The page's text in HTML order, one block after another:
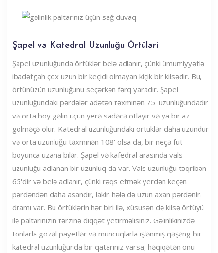
Şapel və Katedral Uzunluğu Örtüləri
Şapel uzunluğunda örtüklər belə adlanır, çünki ümumiyyətlə
ibadətgah çox uzun bir keçidi olmayan kiçik bir kilsədir. Bu,
örtünüzün uzunluğunu seçərkən fərq yaradır. Şapel
uzunluğundakı pərdələr adətən təxminən 75 'uzunluğundadır
və orta boy gəlin üçün yerə sadəcə otlayır və ya bir az
gölməçə olur. Katedral uzunluğundakı örtüklər daha uzundur
və orta uzunluğu təxminən 108' olsa da, bir neçə fut
boyunca uzana bilər. Şapel və kafedral arasında vals
uzunluğu adlanan bir uzunluq da var. Vals uzunluğu təqribən
65'dir və belə adlanır, çünki rəqs etmək yerdən keçən
pərdəndən daha asandır, lakin hələ də uzun axan pərdənin
dramı var. Bu örtüklərin hər biri ilə, xüsusən də kilsə örtüyü
ilə paltarınızın tərzinə diqqət yetirməlisiniz. Gəlinlikinizdə
tonlarla gözəl payetlər və muncuqlarla işlənmiş qəşəng bir
katedral uzunluğunda bir qatarınız varsa, həqiqətən onu